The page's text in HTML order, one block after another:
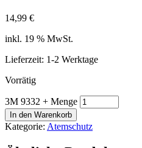
14,99 €
inkl. 19 % MwSt.
Lieferzeit: 1-2 Werktage
Vorrätig
3M 9332 + Menge
In den Warenkorb
Kategorie: Atemschutz